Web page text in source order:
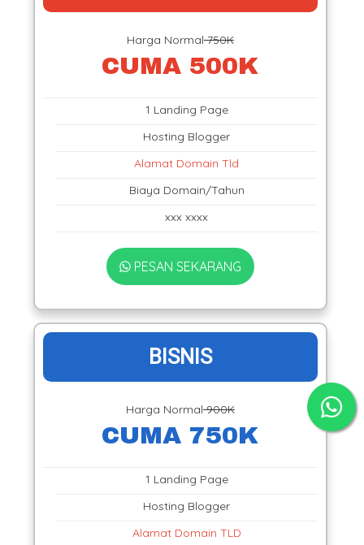
Harga Normal750K
CUMA 500K
1 Landing Page
Hosting Blogger
Alamat Domain Tld
Biaya Domain/Tahun
xxx xxxx
PESAN SEKARANG
BISNIS
Harga Normal900K
CUMA 750K
1 Landing Page
Hosting Blogger
Alamat Domain TLD